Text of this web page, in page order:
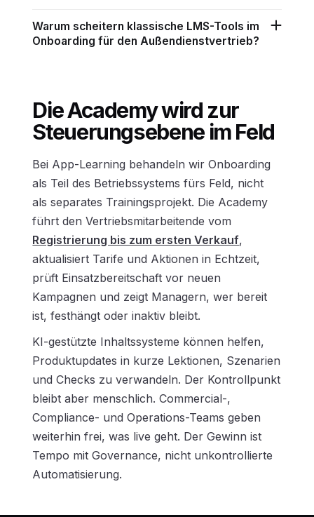
Warum scheitern klassische LMS-Tools im
Onboarding für den Außendienstvertrieb?
Die Academy wird zur
Steuerungsebene im Feld
Bei App-Learning behandeln wir Onboarding
als Teil des Betriebssystems fürs Feld, nicht
als separates Trainingsprojekt. Die Academy
führt den Vertriebsmitarbeitende vom
Registrierung bis zum ersten Verkauf,
aktualisiert Tarife und Aktionen in Echtzeit,
prüft Einsatzbereitschaft vor neuen
Kampagnen und zeigt Managern, wer bereit
ist, festhängt oder inaktiv bleibt.
KI-gestützte Inhaltssysteme können helfen,
Produktupdates in kurze Lektionen, Szenarien
und Checks zu verwandeln. Der Kontrollpunkt
bleibt aber menschlich. Commercial-,
Compliance- und Operations-Teams geben
weiterhin frei, was live geht. Der Gewinn ist
Tempo mit Governance, nicht unkontrollierte
Automatisierung.